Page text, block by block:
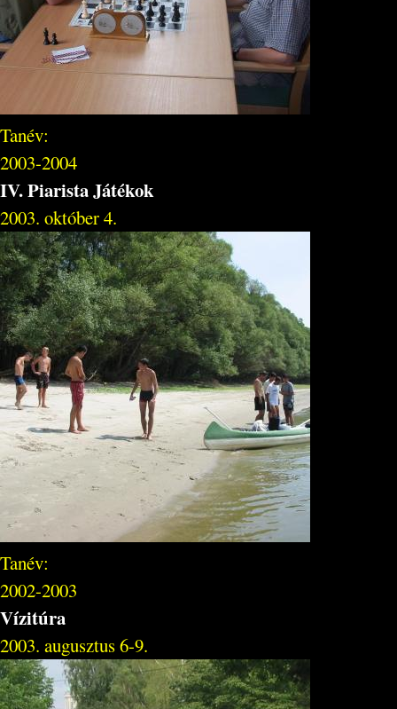
Tanév:
2003-2004
IV. Piarista Játékok
2003. október 4.
Tanév:
2002-2003
Vízitúra
2003. augusztus 6-9.